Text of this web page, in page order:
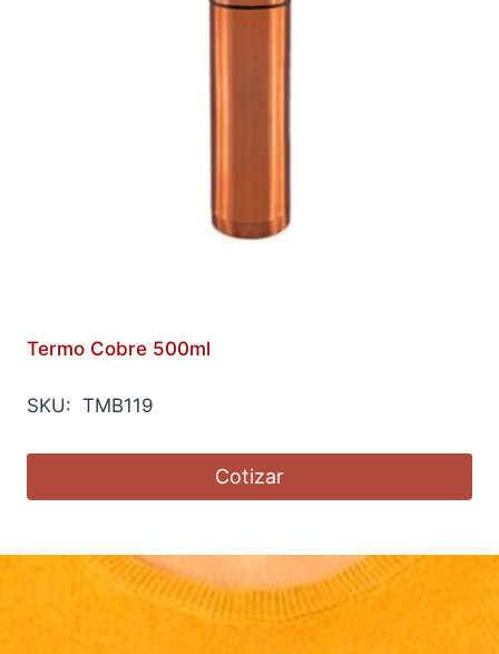
Termo Cobre 500ml
SKU: TMB119
Cotizar